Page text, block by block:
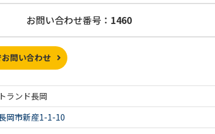
お問い合わせ番号： 1460
問い合わせ
ランド長岡
岡市新産1-1-10